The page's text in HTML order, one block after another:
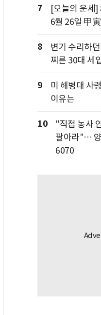
7
[오늘의 운세]
6월 26일 甲
8
변기 수리하
찌른 30대 세
9
미 해병대 사
이유는
10
"직접 농사
팔아라"…
6070